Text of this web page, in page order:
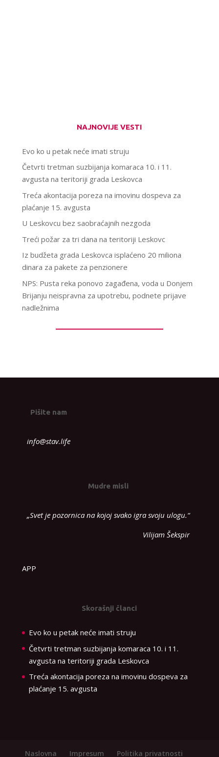
NAJNOVIJE VESTI
Evo ko u petak neće imati struju
Četvrti tretman suzbijanja komaraca 10. i 11.
avgusta na teritoriji grada Leskovca
Treća akontacija poreza na imovinu dospeva za
plaćanje 15. avgusta
U Leskovcu bez saobraćajnih nezgoda
Treći požar za tri dana na teritoriji Leskovc
Iz budžeta grada Leskovca isplaćeno 20 miliona
dinara za pakete za penzionere
NPS: Pusta reka ponovo zagađena, voda u Donjem
Brijanju neispravna za upotrebu, podnete prijave
nadležnima
Pišite nam
info@stav.life
Mudre misli
„Svet je pozornica na kojoj svako igra svoju ulogu.“
Vilijam Šekspir
APP
Skorašnji članci
Evo ko u petak neće imati struju
Četvrti tretman suzbijanja komaraca 10. i 11.
avgusta na teritoriji grada Leskovca
Treća akontacija poreza na imovinu dospeva za
plaćanje 15. avgusta
Naslovna Impresum Politika privatnosti